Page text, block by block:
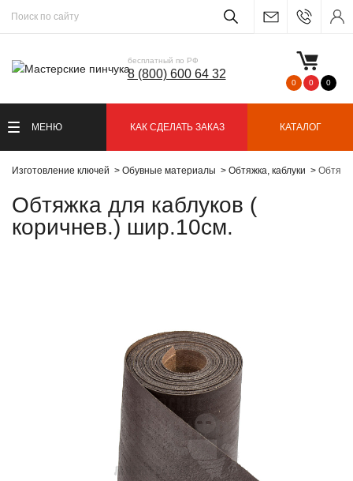
бесплатный по РФ
8 (800) 600 64 32
0 0 0
МЕНЮ КАК СДЕЛАТЬ ЗАКАЗ КАТАЛОГ
Изготовление ключей Обувные материалы Обтяжка, каблуки
Обтяжка для каблуков (
коричнев.) шир.10см.